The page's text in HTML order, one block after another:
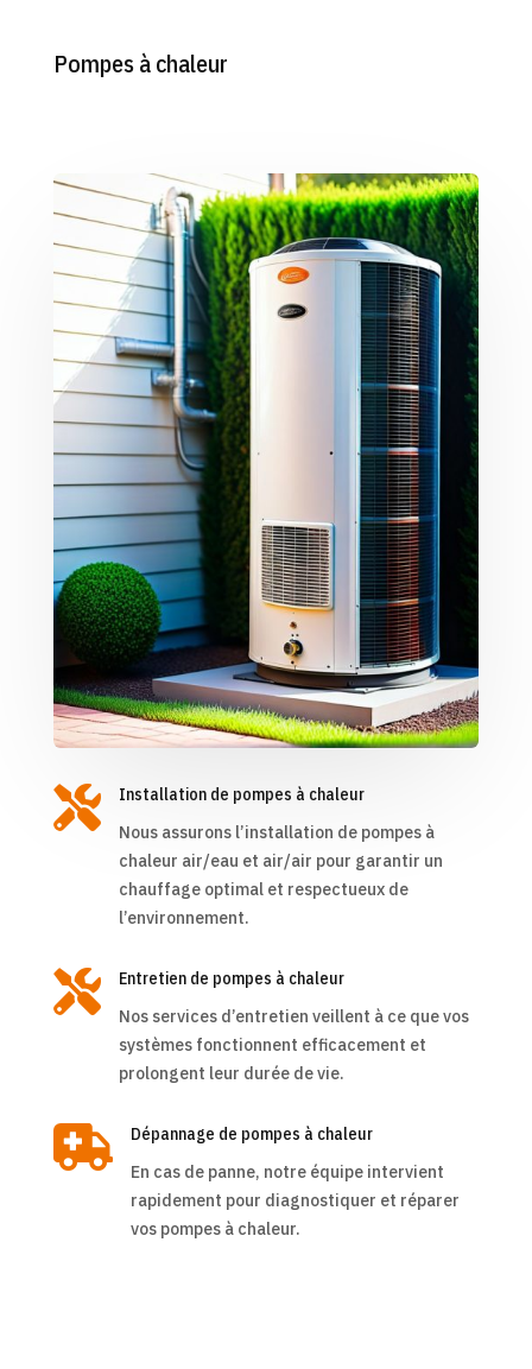
Pompes à chaleur

Installation de pompes à chaleur
Nous assurons l’installation de pompes à
chaleur air/eau et air/air pour garantir un
chauffage optimal et respectueux de
l’environnement.

Entretien de pompes à chaleur
Nos services d’entretien veillent à ce que vos
systèmes fonctionnent efficacement et
prolongent leur durée de vie.

Dépannage de pompes à chaleur
En cas de panne, notre équipe intervient
rapidement pour diagnostiquer et réparer
vos pompes à chaleur.